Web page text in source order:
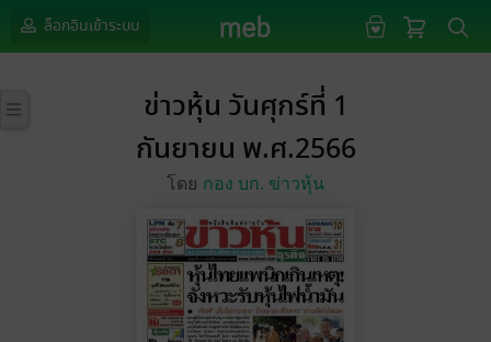
ล็อกอินเข้าระบบ
ข่าวหุ้น วันศุกร์ที่ 1
กันยายน พ.ศ.2566
โดย กอง บก. ข่าวหุ้น